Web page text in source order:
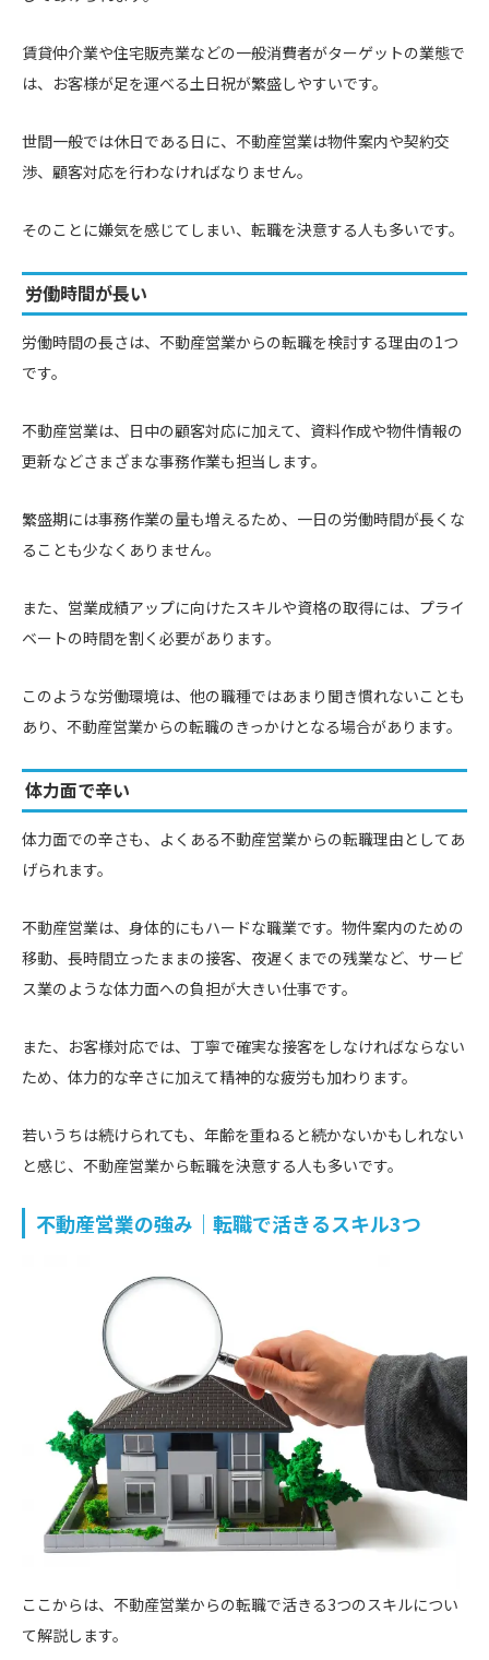
賃貸仲介業や住宅販売業などの一般消費者がターゲットの業態で
は、お客様が足を運べる土日祝が繁盛しやすいです。
世間一般では休日である日に、不動産営業は物件案内や契約交
渉、顧客対応を行わなければなりません。
そのことに嫌気を感じてしまい、転職を決意する人も多いです。
労働時間が長い
労働時間の長さは、不動産営業からの転職を検討する理由の1つ
です。
不動産営業は、日中の顧客対応に加えて、資料作成や物件情報の
更新などさまざまな事務作業も担当します。
繁盛期には事務作業の量も増えるため、一日の労働時間が長くな
ることも少なくありません。
また、営業成績アップに向けたスキルや資格の取得には、プライ
ベートの時間を割く必要があります。
このような労働環境は、他の職種ではあまり聞き慣れないことも
あり、不動産営業からの転職のきっかけとなる場合があります。
体力面で辛い
体力面での辛さも、よくある不動産営業からの転職理由としてあ
げられます。
不動産営業は、身体的にもハードな職業です。物件案内のための
移動、長時間立ったままの接客、夜遅くまでの残業など、サービ
ス業のような体力面への負担が大きい仕事です。
また、お客様対応では、丁寧で確実な接客をしなければならない
ため、体力的な辛さに加えて精神的な疲労も加わります。
若いうちは続けられても、年齢を重ねると続かないかもしれない
と感じ、不動産営業から転職を決意する人も多いです。
不動産営業の強み｜転職で活きるスキル3つ
ここからは、不動産営業からの転職で活きる3つのスキルについ
て解説します。